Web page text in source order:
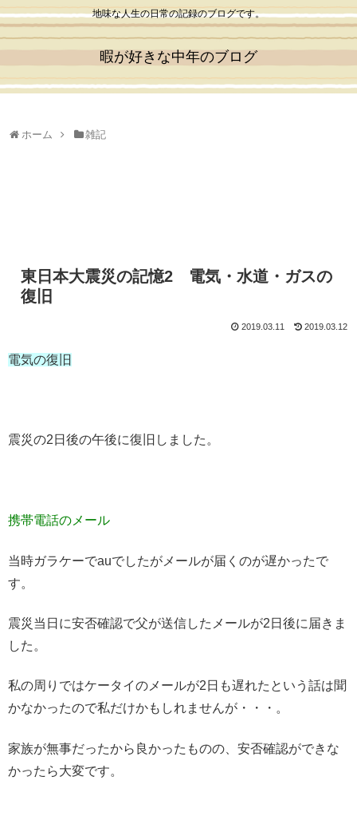
地味な人生の日常の記録のブログです。
暇が好きな中年のブログ
ホーム 雑記
東日本大震災の記憶2 電気・水道・ガスの
復旧
2019.03.11 2019.03.12
電気の復旧
震災の2日後の午後に復旧しました。
携帯電話のメール
当時ガラケーでauでしたがメールが届くのが遅かったで
す。
震災当日に安否確認で父が送信したメールが2日後に届きま
した。
私の周りではケータイのメールが2日も遅れたという話は聞
かなかったので私だけかもしれませんが・・・。
家族が無事だったから良かったものの、安否確認ができな
かったら大変です。